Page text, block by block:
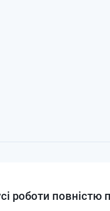
роботи повністю